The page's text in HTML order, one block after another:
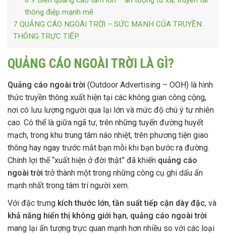
thông điệp mạnh mẽ
7 QUẢNG CÁO NGOÀI TRỜI – SỨC MẠNH CỦA TRUYỀN
THÔNG TRỰC TIẾP
QUẢNG CÁO NGOÀI TRỜI LÀ GÌ?
Quảng cáo ngoài trời (Outdoor Advertising – OOH) là hình
thức truyền thông xuất hiện tại các không gian công cộng,
nơi có lưu lượng người qua lại lớn và mức độ chú ý tự nhiên
cao. Có thể là giữa ngã tư, trên những tuyến đường huyết
mạch, trong khu trung tâm náo nhiệt, trên phương tiện giao
thông hay ngay trước mắt bạn mỗi khi bạn bước ra đường.
Chính lợi thế “xuất hiện ở đời thật” đã khiến quảng cáo
ngoài trời trở thành một trong những công cụ ghi dấu ấn
mạnh nhất trong tâm trí người xem.
Với đặc trưng kích thước lớn,tần suất tiếp cận dày đặc, và
khả năng hiển thị không giới hạn, quảng cáo ngoài trời
mang lại ấn tượng trực quan mạnh hơn nhiều so với các loại